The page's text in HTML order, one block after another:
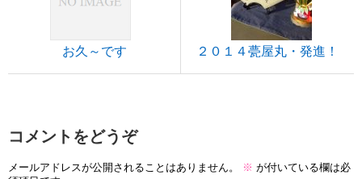
お久～です ２０１４甍屋丸・発進！
コメントをどうぞ
メールアドレスが公開されることはありません。 ※ が付いている欄は必